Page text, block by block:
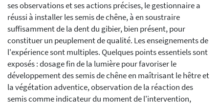
ses observations et ses actions précises, le gestionnaire a
réussi à installer les semis de chêne, à en soustraire
suffisamment de la dent du gibier, bien présent, pour
constituer un peuplement de qualité. Les enseignements de
l'expérience sont multiples. Quelques points essentiels sont
exposés : dosage fin de la lumière pour favoriser le
développement des semis de chêne en maîtrisant le hêtre et
la végétation adventice, observation de la réaction des
semis comme indicateur du moment de l'intervention,